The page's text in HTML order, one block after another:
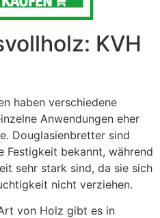
KVH
haben verschiedene
Anwendungen eher
Douglasienbretter sind
Festigkeit bekannt, während
sehr stark sind, da sie sich
nicht verziehen.
von Holz gibt es in